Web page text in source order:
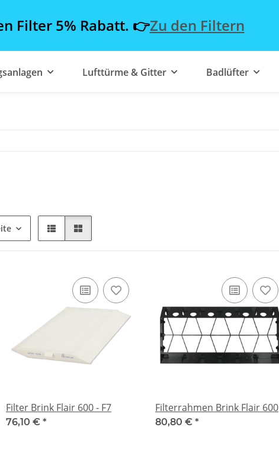
Filter 5% Rabatt. 👉Zu den Filtern
Lufttürme & Gitter Badlüfter
Filter Brink Flair 600 - F7
76,10 € *
Filterrahmen Brink Flair 600
80,80 € *